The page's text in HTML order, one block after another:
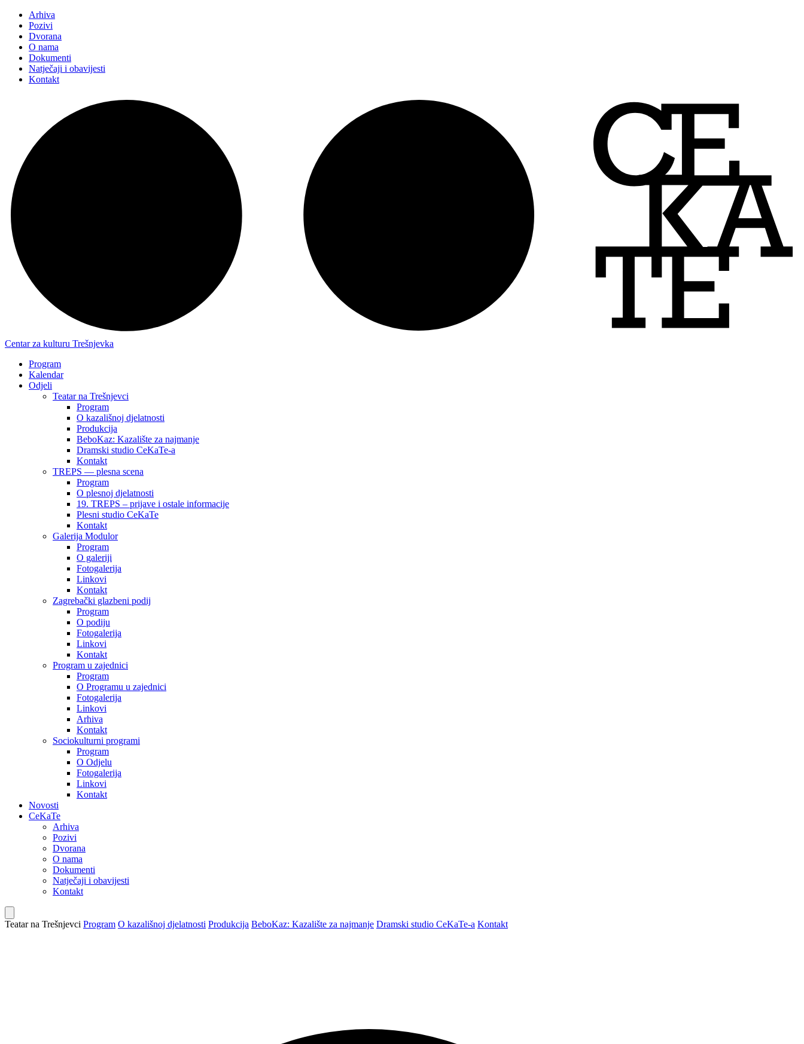
Arhiva
Pozivi
Dvorana
O nama
Dokumenti
Natječaji i obavijesti
Kontakt
Centar za kulturu Trešnjevka
Program
Kalendar
Odjeli
Teatar na Trešnjevci
Program
O kazališnoj djelatnosti
Produkcija
BeboKaz: Kazalište za najmanje
Dramski studio CeKaTe-a
Kontakt
TREPS — plesna scena
Program
O plesnoj djelatnosti
19. TREPS – prijave i ostale informacije
Plesni studio CeKaTe
Kontakt
Galerija Modulor
Program
O galeriji
Fotogalerija
Linkovi
Kontakt
Zagrebački glazbeni podij
Program
O podiju
Fotogalerija
Linkovi
Kontakt
Program u zajednici
Program
O Programu u zajednici
Fotogalerija
Linkovi
Arhiva
Kontakt
Sociokulturni programi
Program
O Odjelu
Fotogalerija
Linkovi
Kontakt
Novosti
CeKaTe
Arhiva
Pozivi
Dvorana
O nama
Dokumenti
Natječaji i obavijesti
Kontakt
Teatar na Trešnjevci Program O kazališnoj djelatnosti Produkcija BeboKaz: Kazalište za najmanje Dramski studio CeKaTe-a Kontakt